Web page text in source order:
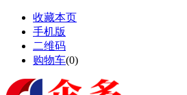
收藏本页
手机版
二维码
购物车(0)